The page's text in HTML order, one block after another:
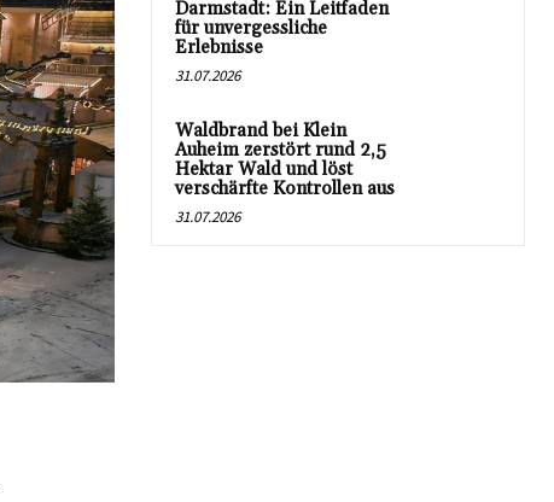
Darmstadt: Ein Leitfaden
für unvergessliche
Erlebnisse
31.07.2026
Waldbrand bei Klein
Auheim zerstört rund 2,5
Hektar Wald und löst
verschärfte Kontrollen aus
31.07.2026